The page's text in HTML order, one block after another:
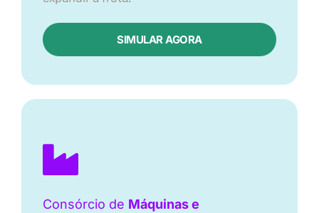
SIMULAR AGORA
Consórcio de Máquinas e